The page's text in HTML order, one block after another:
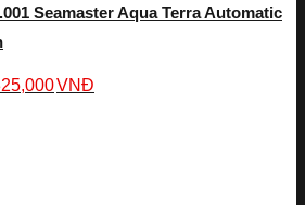
Seamaster Aqua Terra Automatic
VNĐ